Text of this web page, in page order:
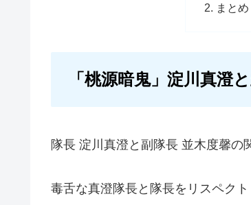
まとめ
「桃源暗鬼」淀川真澄
隊長 淀川真澄と副隊長 並木度馨の
毒舌な真澄隊長と隊長をリスペクト